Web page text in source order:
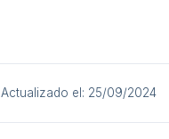
Actualizado el: 25/09/2024